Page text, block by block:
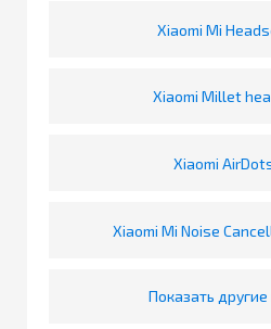
Xiaomi Mi
Xiaomi Millet
Xiaomi
Xiaomi Mi Noise
Показать